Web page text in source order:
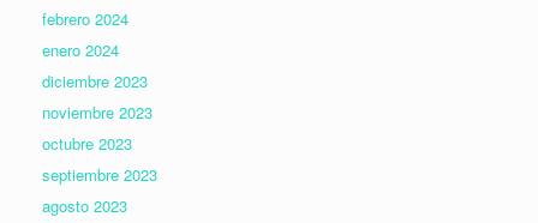
febrero 2024
enero 2024
diciembre 2023
noviembre 2023
octubre 2023
septiembre 2023
agosto 2023